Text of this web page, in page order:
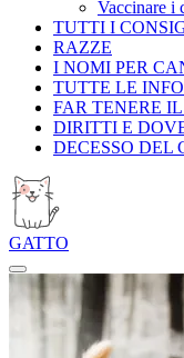
Vaccinare i
TUTTI I
RAZZE
I NOMI PER
TUTTE LE
FAR TENERE
DIRITTI E
DECESSO DEL
GATTO